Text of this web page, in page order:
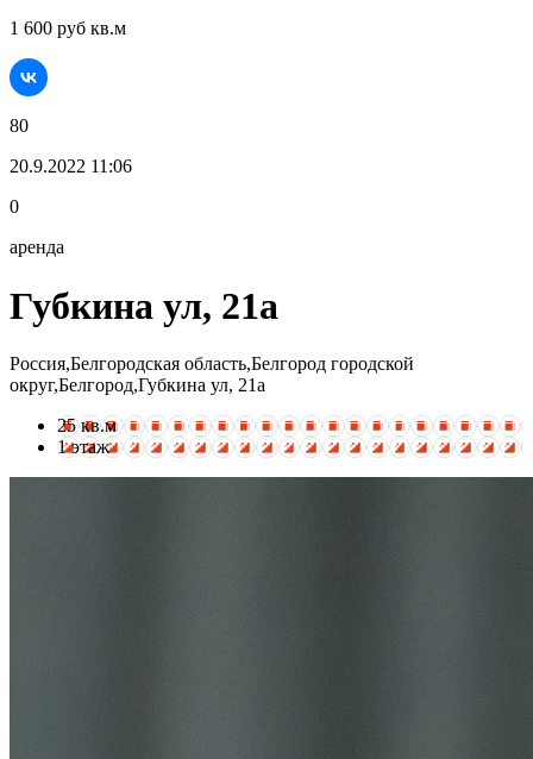
1 600 руб кв.м
80
20.9.2022 11:06
0
аренда
Губкина ул, 21а
Россия,Белгородская область,Белгород городской
округ,Белгород,Губкина ул, 21а
25 кв.м
1 этаж